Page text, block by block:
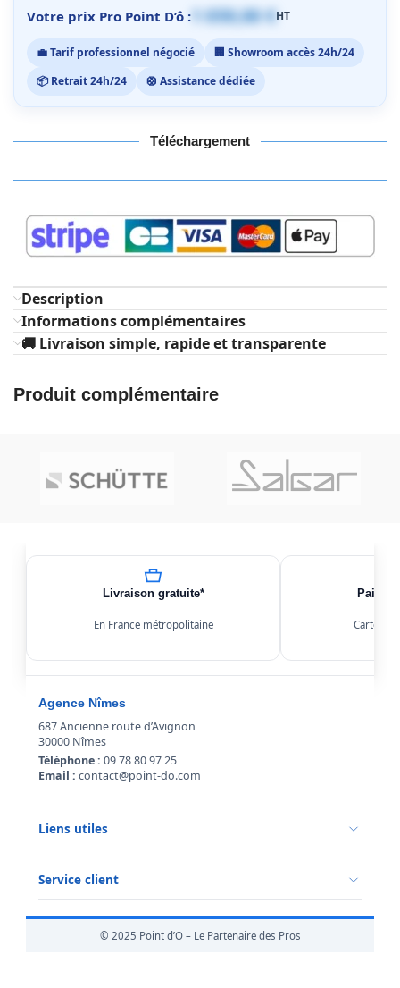
Votre prix Pro Point D’ô : 1 059,00 €HT
💼 Tarif professionnel négocié
🏢 Showroom accès 24h/24
📦 Retrait 24h/24
🛟 Assistance dédiée
Téléchargement
Description
Informations complémentaires
🚚 Livraison simple, rapide et transparente
Produit complémentaire
Livraison gratuite*
En France métropolitaine Carte,
Agence Nîmes
687 Ancienne route d’Avignon
30000 Nîmes
Téléphone : 09 78 80 97 25
Email : contact@point-do.com
Liens utiles
Conditions générales de vente
Mentions légales
Service client
Informations livraison© 2025 Point d’O – Le Partenaire des Pros